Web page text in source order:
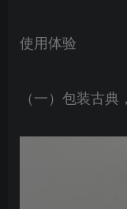
使用体验
（一）包装古典